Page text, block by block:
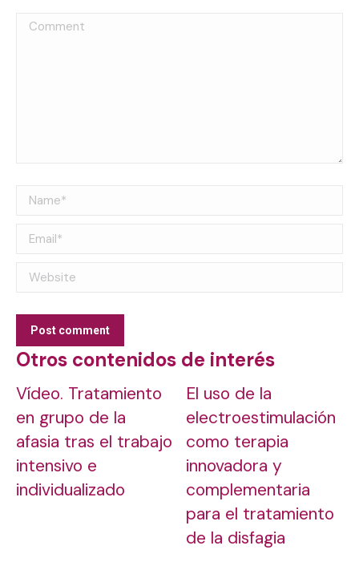
Comment
Name *
Email *
Website
Post comment
Otros contenidos de interés
Vídeo. Tratamiento
en grupo de la
afasia tras el trabajo
intensivo e
individualizado
El uso de la
electroestimulación
como terapia
innovadora y
complementaria
para el tratamiento
de la disfagia